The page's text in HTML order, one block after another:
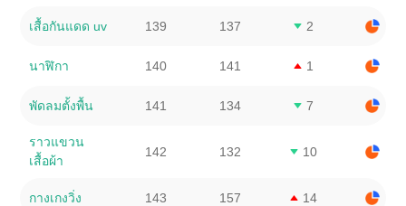
เสื้อกันแดด uv 139 137 2
นาฬิกา 140 141 1
พัดลมตั้งพื้น 141 134 7
ราวแขวน
เสื้อผ้า
142 132 10
กางเกงวิ่ง 143 157 14